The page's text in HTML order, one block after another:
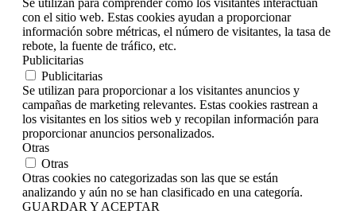
Se utilizan para comprender cómo los visitantes interactúan
con el sitio web. Estas cookies ayudan a proporcionar
información sobre métricas, el número de visitantes, la tasa de
rebote, la fuente de tráfico, etc.
Publicitarias
Publicitarias
Se utilizan para proporcionar a los visitantes anuncios y
campañas de marketing relevantes. Estas cookies rastrean a
los visitantes en los sitios web y recopilan información para
proporcionar anuncios personalizados.
Otras
Otras
Otras cookies no categorizadas son las que se están
analizando y aún no se han clasificado en una categoría.
GUARDAR Y ACEPTAR